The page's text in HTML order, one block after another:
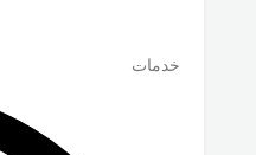
خدمات